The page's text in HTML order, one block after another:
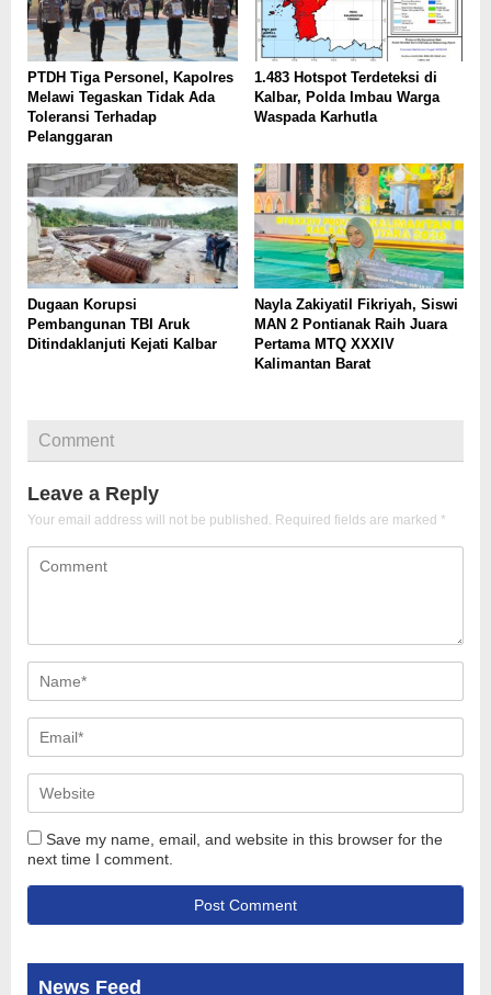
PTDH Tiga Personel, Kapolres
Melawi Tegaskan Tidak Ada
Toleransi Terhadap
Pelanggaran
1.483 Hotspot Terdeteksi di
Kalbar, Polda Imbau Warga
Waspada Karhutla
Dugaan Korupsi
Pembangunan TBI Aruk
Ditindaklanjuti Kejati Kalbar
Nayla Zakiyatil Fikriyah, Siswi
MAN 2 Pontianak Raih Juara
Pertama MTQ XXXIV
Kalimantan Barat
Comment
Leave a Reply
Your email address will not be published. Required fields are marked *
Save my name, email, and website in this browser for the
next time I comment.
News Feed